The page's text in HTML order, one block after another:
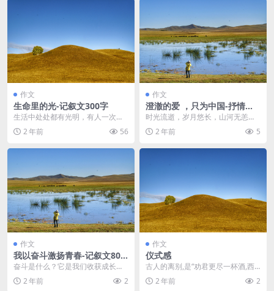
作文
生命里的光-记叙文300字
生活中处处都有光明，有人一次次
的带给你希望让你走出黑暗，有人
默默关心着你，帮助着...
2 年前 56
作文
澄澈的爱 ，只为中国-抒情作
文900字 高一作文范文
时光流逝，岁月悠长，山河无恙，
历经百年，中华民族从站起来，富
起来到强起来的伟大飞...
2 年前 5
作文
我以奋斗激扬青春-记叙文800
字
奋斗是什么？它是我们收获成长道
路上的必由之路，是我们在低谷时
心里的一股冲劲，也是...
2 年前 2
作文
仪式感
古人的离别,是“劝君更尽一杯酒,西
出阳关无故人”,是“孤帆远影碧空尽,
唯见长江天...
2 年前 2